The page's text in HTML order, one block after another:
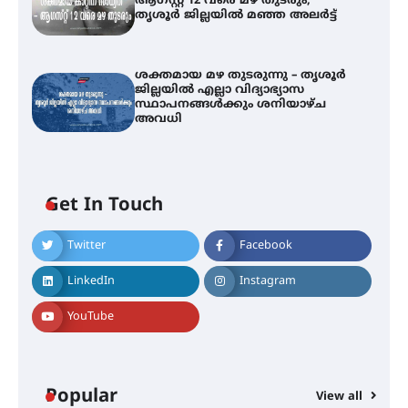
തൃശൂർ ജില്ലയിൽ മഞ്ഞ അലർട്ട്
ശക്തമായ മഴ തുടരുന്നു – തൃശൂർ
ജില്ലയിൽ എല്ലാ വിദ്യാഭ്യാസ
സ്ഥാപനങ്ങൾക്കും ശനിയാഴ്ച
അവധി
Get In Touch
Twitter Facebook
LinkedIn Instagram
YouTube
Popular View all
ഐ.ടി.യു. ബാങ്കിലെ
നിക്ഷേപകർക്ക് പണം തിരികെ
ലഭ്യമാക്കാൻ കേന്ദ്ര-കേരള
സർക്കാരുകൾ അടിയന്തരമായി
ഇടപെടണമെന്ന് ഐ.ടി.യു. ബാങ്ക്
നിക്ഷേപക സംരക്ഷണ സമിതി
ശക്തമായ കാറ്റിന് സാധ്യത –